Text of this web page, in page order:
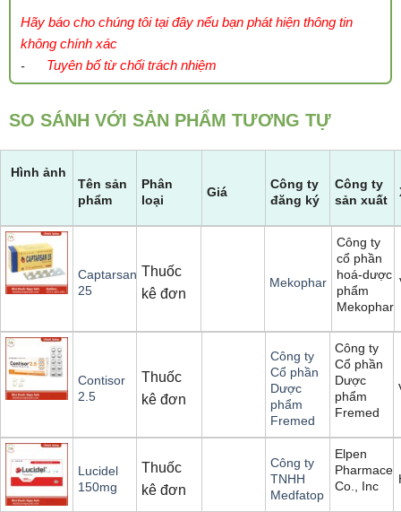
Hãy báo cho chúng tôi tại đây nếu bạn phát hiện thông tin
không chính xác
- Tuyên bố từ chối trách nhiệm
SO SÁNH VỚI SẢN PHẨM TƯƠNG TỰ
Hình ảnh
Tên sản
phẩm
Phân
loại
Giá
Công ty
đăng ký
Công ty
sản xuất
Captarsan
25
Thuốc
kê đơn
Mekophar
Công ty
cổ phần
hoá-dược
phẩm
Mekophar
Contisor
2.5
Thuốc
kê đơn
Công ty
Cổ phần
Dược
phẩm
Fremed
Công ty
Cổ phần
Dược
phẩm
Fremed
Lucidel
150mg
Thuốc
kê đơn
Công ty
TNHH
Medfatop
Elpen
Co., Inc